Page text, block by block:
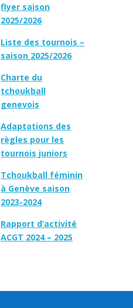
flyer saison
2025/2026
Liste des tournois –
saison 2025/2026
Charte du
tchoukball
genevois
Adaptations des
règles pour les
tournois juniors
Tchoukball féminin
à Genève saison
2023-2024
Rapport d’activité
ACGT 2024 – 2025